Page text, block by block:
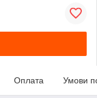
Оплата Умови